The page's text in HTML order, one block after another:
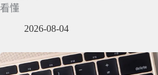
看懂
2026-08-04